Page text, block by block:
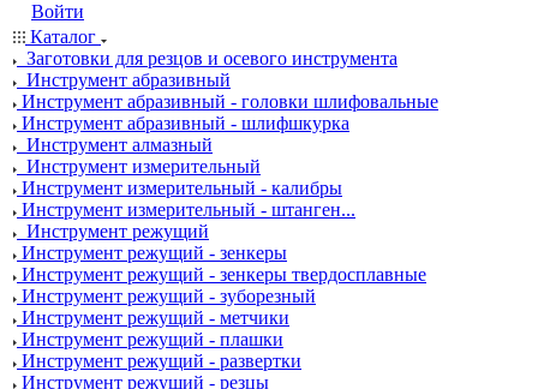
Войти
Каталог
Заготовки для резцов и осевого инструмента
Инструмент абразивный
Инструмент абразивный - головки шлифовальные
Инструмент абразивный - шлифшкурка
Инструмент алмазный
Инструмент измерительный
Инструмент измерительный - калибры
Инструмент измерительный - штанген...
Инструмент режущий
Инструмент режущий - зенкеры
Инструмент режущий - зенкеры твердосплавные
Инструмент режущий - зуборезный
Инструмент режущий - метчики
Инструмент режущий - плашки
Инструмент режущий - развертки
Инструмент режущий - резцы